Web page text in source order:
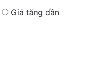
Giá tăng dần